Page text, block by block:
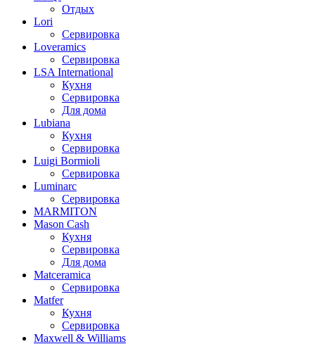
Отдых
Lori
Сервировка
Loveramics
Сервировка
LSA International
Кухня
Сервировка
Для дома
Lubiana
Кухня
Сервировка
Luigi Bormioli
Сервировка
Luminarc
Сервировка
MARMITON
Mason Cash
Кухня
Сервировка
Для дома
Matceramica
Сервировка
Matfer
Кухня
Сервировка
Maxwell & Williams